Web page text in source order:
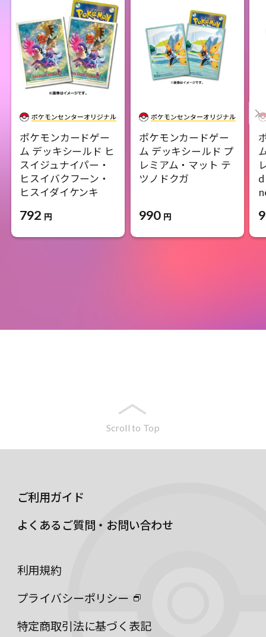
ポケモンカードゲー
ム デッキシールド ヒ
スイジュナイパー・
ヒスイバクフーン・
ヒスイダイケンキ
792 円
ポケモンカードゲー
ム デッキシールド プ
レミアム・マット テ
ツノドクガ
990 円
Scroll to Top
ご利用ガイド
よくあるご質問・お問い合わせ
利用規約
プライバシーポリシー
特定商取引法に基づく表記